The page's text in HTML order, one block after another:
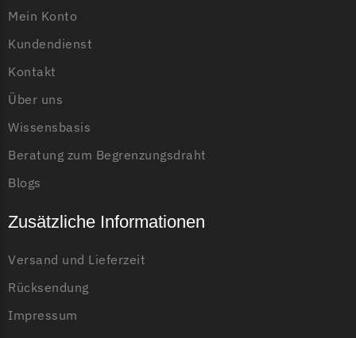
Zoef Robot
Zoef Robot Messer
Mein Konto
Kundendienst
Kontakt
Über uns
Wissensbasis
Beratung zum Begrenzungsdraht
Blogs
Zusätzliche Informationen
Versand und Lieferzeit
Rücksendung
Impressum